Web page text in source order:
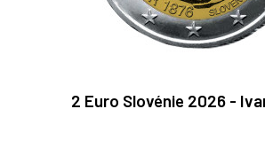
2 Euro Slovénie 2026 -